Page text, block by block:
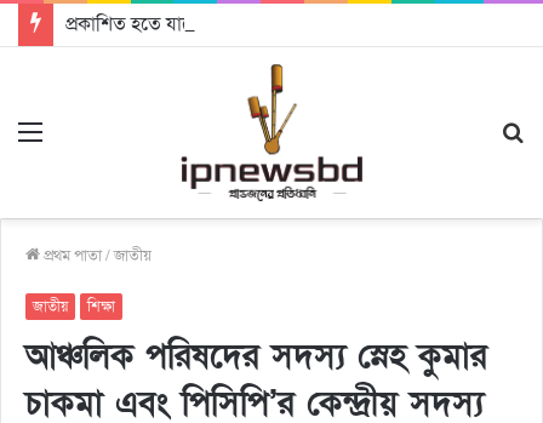
প্রকাশিত হতে যাচ্ছে দি রাবুগার নতুন গান ‘Baljanggi’
প্রথম পাতা/জাতীয়
জাতীয় শিক্ষা
আঞ্চলিক পরিষদের সদস্য স্নেহ কুমার
চাকমা এবং পিসিপি’র কেন্দ্রীয় সদস্য